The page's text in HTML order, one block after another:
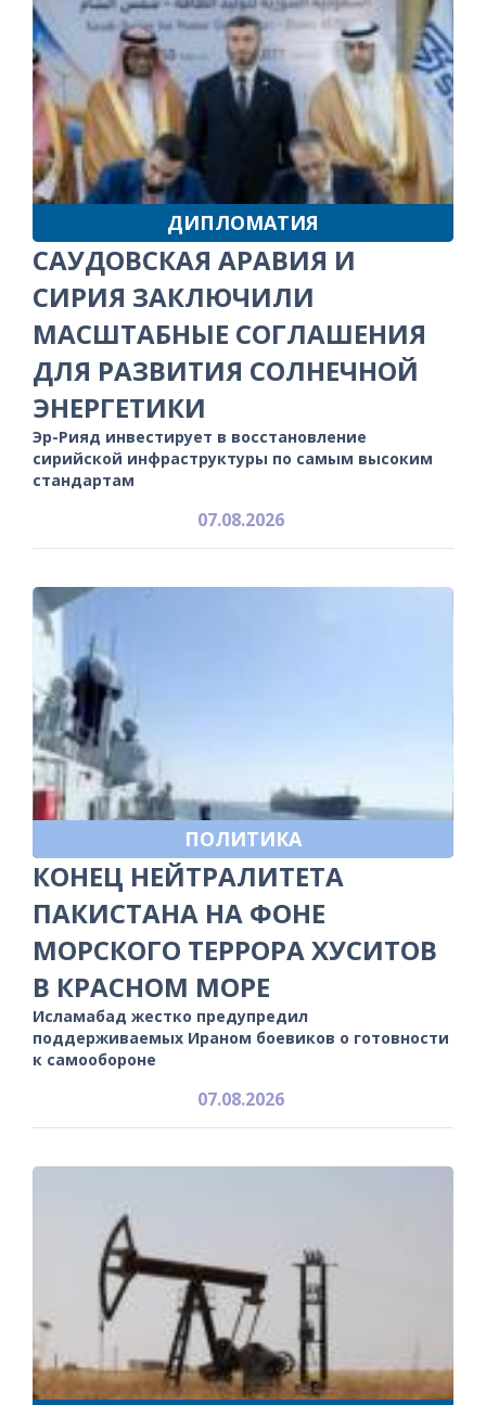
ДИПЛОМАТИЯ
САУДОВСКАЯ АРАВИЯ И
СИРИЯ ЗАКЛЮЧИЛИ
МАСШТАБНЫЕ СОГЛАШЕНИЯ
ДЛЯ РАЗВИТИЯ СОЛНЕЧНОЙ
ЭНЕРГЕТИКИ
Эр-Рияд инвестирует в восстановление
сирийской инфраструктуры по самым высоким
стандартам
07.08.2026
ПОЛИТИКА
КОНЕЦ НЕЙТРАЛИТЕТА
ПАКИСТАНА НА ФОНЕ
МОРСКОГО ТЕРРОРА ХУСИТОВ
В КРАСНОМ МОРЕ
Исламабад жестко предупредил
поддерживаемых Ираном боевиков о готовности
к самообороне
07.08.2026